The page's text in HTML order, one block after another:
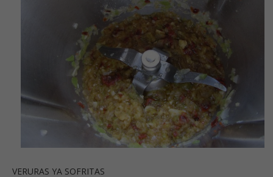
VERURAS YA SOFRITAS